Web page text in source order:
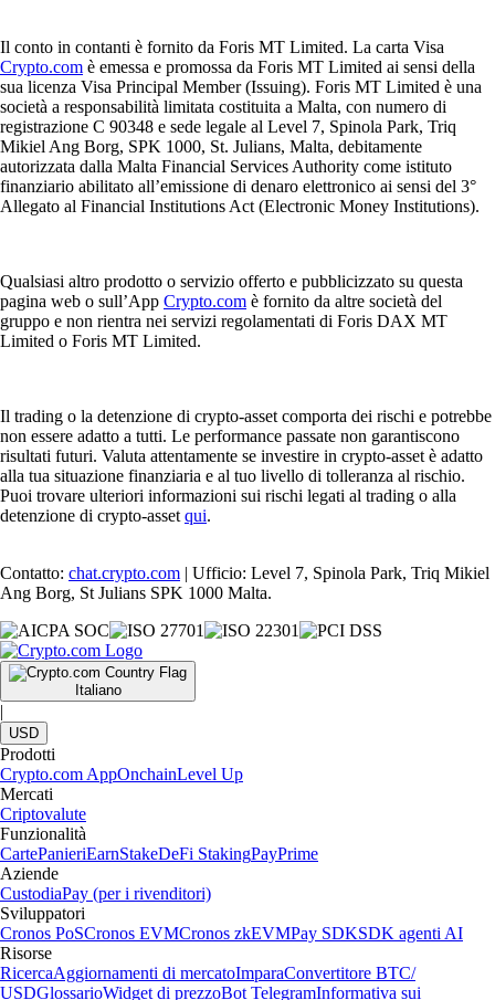
Il conto in contanti è fornito da Foris MT Limited. La carta Visa
Crypto.com è emessa e promossa da Foris MT Limited ai sensi della
sua licenza Visa Principal Member (Issuing). Foris MT Limited è una
società a responsabilità limitata costituita a Malta, con numero di
registrazione C 90348 e sede legale al Level 7, Spinola Park, Triq
Mikiel Ang Borg, SPK 1000, St. Julians, Malta, debitamente
autorizzata dalla Malta Financial Services Authority come istituto
finanziario abilitato all’emissione di denaro elettronico ai sensi del 3°
Allegato al Financial Institutions Act (Electronic Money Institutions).
Qualsiasi altro prodotto o servizio offerto e pubblicizzato su questa
pagina web o sull’App Crypto.com è fornito da altre società del
gruppo e non rientra nei servizi regolamentati di Foris DAX MT
Limited o Foris MT Limited.
Il trading o la detenzione di crypto-asset comporta dei rischi e potrebbe
non essere adatto a tutti. Le performance passate non garantiscono
risultati futuri. Valuta attentamente se investire in crypto-asset è adatto
alla tua situazione finanziaria e al tuo livello di tolleranza al rischio.
Puoi trovare ulteriori informazioni sui rischi legati al trading o alla
detenzione di crypto-asset qui.
Contatto: chat.crypto.com | Ufficio: Level 7, Spinola Park, Triq Mikiel
Ang Borg, St Julians SPK 1000 Malta.
Italiano
|
USD
Prodotti
Crypto.com AppOnchainLevel Up
Mercati
Criptovalute
Funzionalità
CartePanieriEarnStakeDeFi StakingPayPrime
Aziende
CustodiaPay (per i rivenditori)
Sviluppatori
Cronos PoSCronos EVMCronos zkEVMPay SDKSDK agenti AI
Risorse
RicercaAggiornamenti di mercatoImparaConvertitore BTC/
USDGlossarioWidget di prezzoBot TelegramInformativa sui